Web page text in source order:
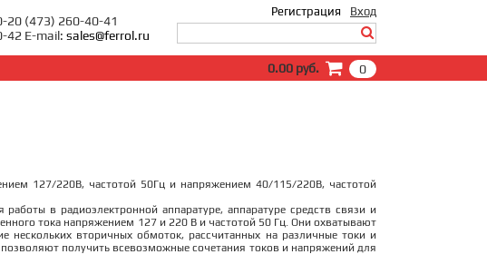
Вход
Регистрация
20 (473) 260-40-41
42 E-mail: sales@ferrol.ru
0
0.00 руб.
127/220В, частотой 50Гц и напряжением 40/115/220В, частотой
в радиоэлектронной аппаратуре, аппаратуре средств связи и
тока напряжением 127 и 220 В и частотой 50 Гц. Они охватывают
вторичных обмоток, рассчитанных на различные токи и
получить всевозможные сочетания токов и напряжений для